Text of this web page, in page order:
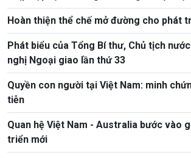
Hoàn thiện thể chế mở đường cho phát
Phát biểu của Tổng Bí thư, Chủ tịch
nghị Ngoại giao lần thứ 33
Quyền con người tại Việt Nam: minh
tiễn
Quan hệ Việt Nam - Australia bước vào
triển mới